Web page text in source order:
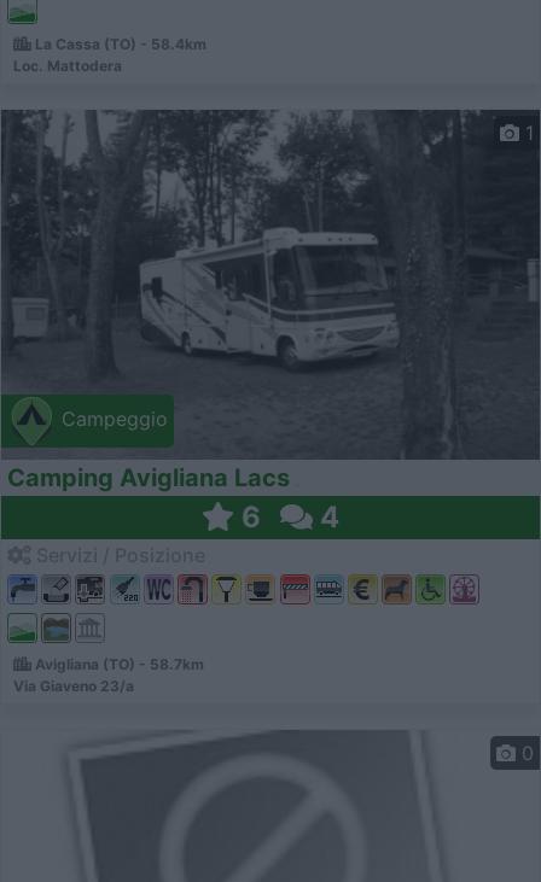
La Cassa (TO) - 58.4km
Loc. Mattodera
Campeggio
1
Camping Avigliana Lacs
6 4
Avigliana (TO) - 58.7km
Via Giaveno 23/a
0